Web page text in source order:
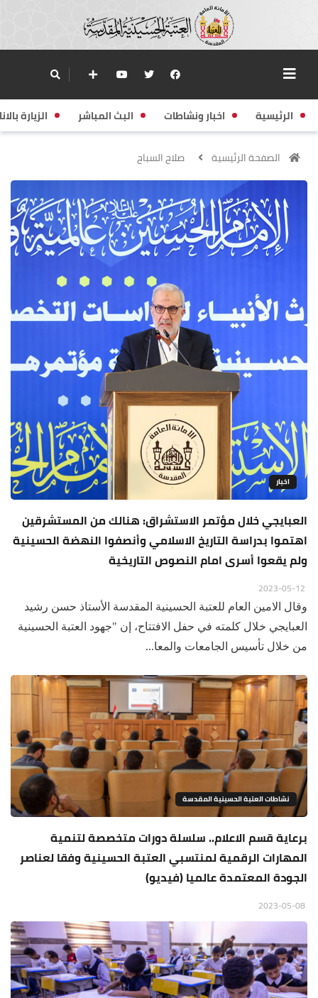
الرئيسية اخبار ونشاطات البث المباشر الزيارة
الصفحة الرئيسية صلاح السباح
اخبار
العبايجي خلال مؤتمر الاستشراق: هنالك من المستشرقين
اهتموا بدراسة التاريخ الاسلامي وأنصفوا النهضة الحسينية
ولم يقعوا أسرى امام النصوص التاريخية
وقال الامين العام للعتبة الحسينية المقدسة الأستاذ حسن رشيد
العبايجي خلال كلمته في حفل الافتتاح، إن "جهود العتبة الحسينية
من خلال تأسيس الجامعات والمعا...
نشاطات العتبة الحسينية المقدسة
برعاية قسم الاعلام.. سلسلة دورات متخصصة لتنمية
المهارات الرقمية لمنتسبي العتبة الحسينية وفقا لعناصر
الجودة المعتمدة عالميا (فيديو)